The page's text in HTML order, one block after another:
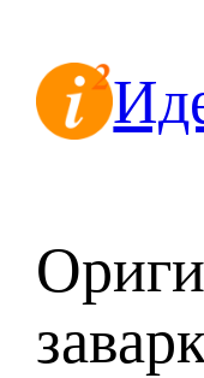
содержимому